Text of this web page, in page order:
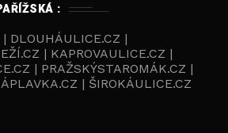
:
DLOUHÁULICE.CZ |
| KAPROVAULICE.CZ |
| PRAŽSKÝSTAROMÁK.CZ |
| ŠIROKÁULICE.CZ